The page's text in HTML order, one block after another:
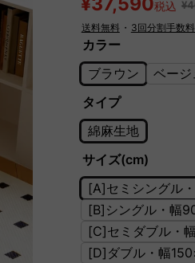
税込
送料無料 ・ 3回分割手数
カラー
ブラウン
ベージ
タイプ
綿麻生地
サイズ(cm)
[A]セミシングル
[B]シングル・幅
[C]セミダブル・
[D]ダブル・幅